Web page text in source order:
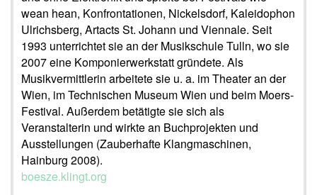
wean hean, Konfrontationen, Nickelsdorf, Kaleidophon
Ulrichsberg, Artacts St. Johann und Viennale. Seit
1993 unterrichtet sie an der Musikschule Tulln, wo sie
2007 eine Komponierwerkstatt gründete. Als
Musikvermittlerin arbeitete sie u. a. im Theater an der
Wien, im Technischen Museum Wien und beim Moers-
Festival. Außerdem betätigte sie sich als
Veranstalterin und wirkte an Buchprojekten und
Ausstellungen (Zauberhafte Klangmaschinen,
Hainburg 2008).
boesze.klingt.org